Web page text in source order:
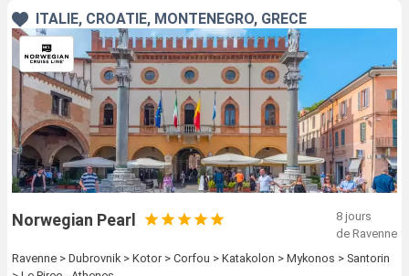
ITALIE, CROATIE, MONTÉNÉGRO, GRÈCE
Norwegian Pearl
8 jours
de Ravenne
Ravenne > Dubrovnik > Kotor > Corfou > Katakolon > Mykonos > Santorin